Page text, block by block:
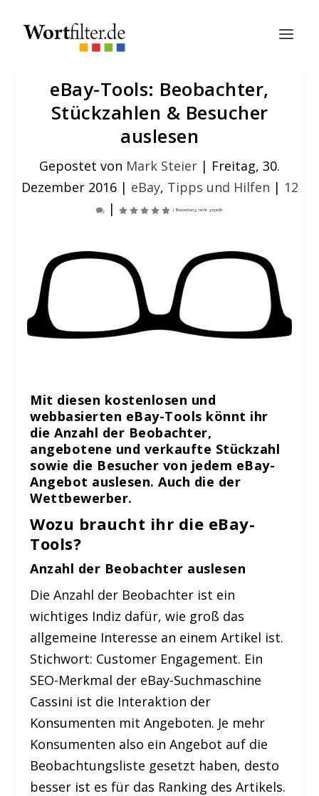
eBay-Tools: Beobachter,
Stückzahlen & Besucher
auslesen
Gepostet von Mark Steier | Freitag, 30.
Dezember 2016| eBay, Tipps und Hilfen | 12
|
Mit diesen kostenlosen und
webbasierten eBay-Tools könnt ihr
die Anzahl der Beobachter,
angebotene und verkaufte Stückzahl
sowie die Besucher von jedem eBay-
Angebot auslesen. Auch die der
Wettbewerber.
Wozu braucht ihr die eBay-
Tools?
Anzahl der Beobachter auslesen
Die Anzahl der Beobachter ist ein
wichtiges Indiz dafür, wie groß das
allgemeine Interesse an einem Artikel ist.
Stichwort: Customer Engagement. Ein
SEO-Merkmal der eBay-Suchmaschine
Cassini ist die Interaktion der
Konsumenten mit Angeboten. Je mehr
Konsumenten also ein Angebot auf die
Beobachtungsliste gesetzt haben, desto
besser ist es für das Ranking des Artikels.